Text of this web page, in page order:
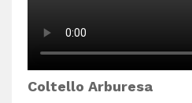
Coltello Arburesa